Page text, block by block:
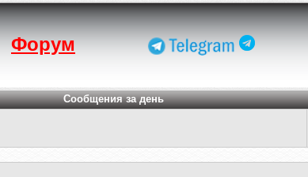
Форум
Сообщения за день